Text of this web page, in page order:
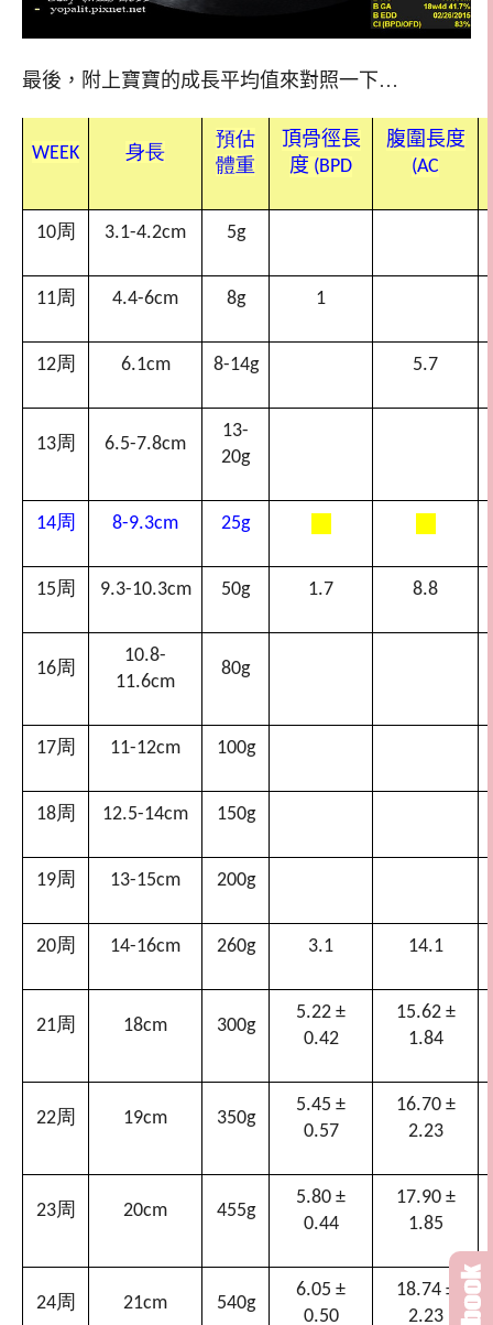
最後，附上寶寶的成長平均值來對照一下…
WEEK 身長
預估
體重
頂骨徑長
度 (BPD
腹圍長度
(AC
10周 3.1-4.2cm 5g
11周 4.4-6cm 8g 1
12周 6.1cm 8-14g 5.7
13周 6.5-7.8cm
13-
20g
14周 8-9.3cm 25g
15周 9.3-10.3cm 50g 1.7 8.8
16周
10.8-
11.6cm
80g
17周 11-12cm 100g
18周 12.5-14cm 150g
19周 13-15cm 200g
20周 14-16cm 260g 3.1 14.1
21周 18cm 300g
5.22 ±
0.42
15.62 ±
1.84
22周 19cm 350g
5.45 ±
0.57
16.70 ±
2.23
23周 20cm 455g
5.80 ±
0.44
17.90 ±
1.85
24周 21cm 540g
6.05 ±
0.50
18.74 ±
2.23